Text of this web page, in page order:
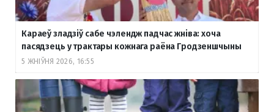
Караеў зладзіў сабе чэлендж падчас жніва: хоча
пасядзець у трактары кожнага раёна Гродзеншчыны
5 ЖНІЎНЯ 2026, 16:55